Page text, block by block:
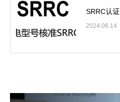
SRRC认证
2024.06.14